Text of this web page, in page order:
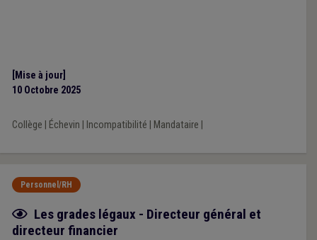
[Mise à jour]
10 Octobre 2025
Collège Échevin Incompatibilité Mandataire
Personnel/RH
Fiche focus
Les grades légaux - Directeur général et
directeur financier